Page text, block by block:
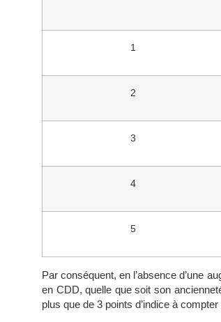
1
2
3
4
5
Par conséquent, en l’absence d’une
en CDD, quelle que soit son
plus que de 3 points d’indice à compter